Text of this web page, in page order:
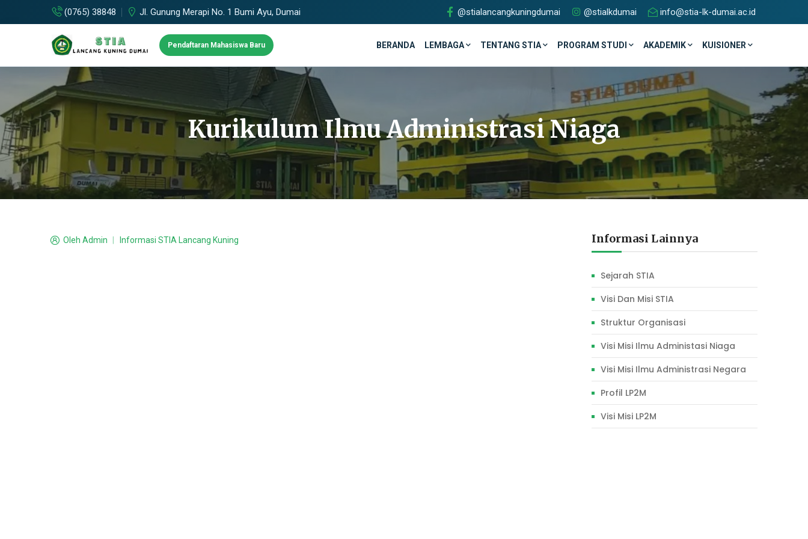
(0765) 38848 Jl. Gunung Merapi No. 1 Bumi Ayu, Dumai @stialancangkuningdumai @stialkdumai info@stia-lk-dumai.ac.id
Pendaftaran Mahasiswa Baru BERANDA LEMBAGA TENTANG STIA PROGRAM STUDI AKADEMIK KUISIONER
Kurikulum Ilmu Administrasi Niaga
Oleh Admin Informasi STIA Lancang Kuning Informasi Lainnya
Sejarah STIA
Visi Dan Misi STIA
Struktur Organisasi
Visi Misi Ilmu Administasi Niaga
Visi Misi Ilmu Administrasi Negara
Profil LP2M
Visi Misi LP2M